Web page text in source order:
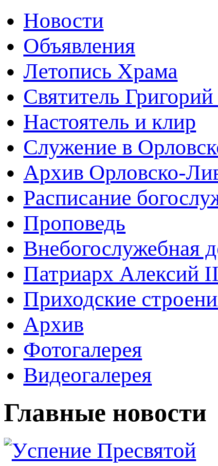
Новости
Объявления
Летопись Храма
Святитель
Настоятель и клир
Служение в
Архив Орловско-
Расписание
Проповедь
Внебогослужебная
Патриарх Алексий
Приходские
Архив
Фотогалерея
Видеогалерея
Главные новости